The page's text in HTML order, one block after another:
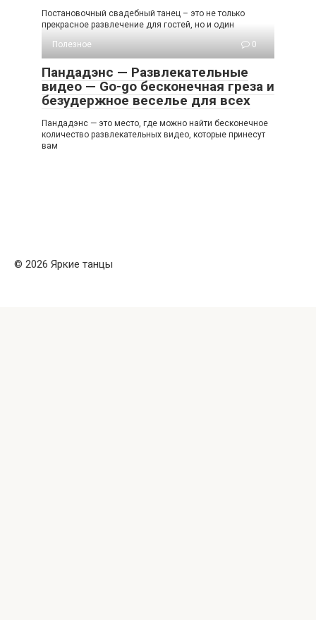
Постановочный свадебный танец – это не только
прекрасное развлечение для гостей, но и один
Полезное
0
Пандадэнс — Развлекательные
видео — Go-go бесконечная греза и
безудержное веселье для всех
Пандадэнс — это место, где можно найти бесконечное
количество развлекательных видео, которые принесут
вам
© 2026 Яркие танцы